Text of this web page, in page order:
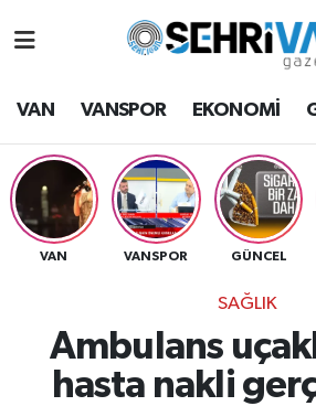
VAN VANSPOR EKONOMİ
VAN VANSPOR GÜNCEL
SAĞLIK
Ambulans
hasta nakli
Van Hava Durumu
VAN Namaz Vakitleri
Van Trafik Yoğunluk Haritası
Süper Lig Puan Durumu ve
Tüm Manşetler